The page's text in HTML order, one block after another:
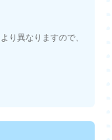
り異なりますので、